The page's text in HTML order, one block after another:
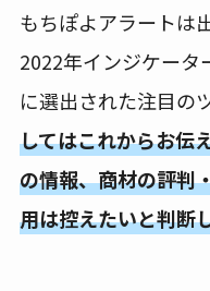
もちぽよアラートは
2022年インジケー
に選出された注目の
してはこれからお伝
の情報、商材の評判
用は控えたいと判断